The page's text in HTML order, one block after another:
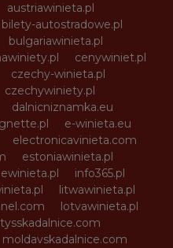
austriawinieta.pl
bilety-autostradowe.pl
bulgariawinieta.pl
cenywiniet.pl
czechy-winieta.pl
czechywiniety.pl
dalnicniznamka.eu
e-winieta.eu
electronicavinieta.com
estoniawinieta.pl
ewinieta.pl
info365.pl
litwawinieta.pl
lotvawinieta.pl
moldavskadalnice.com